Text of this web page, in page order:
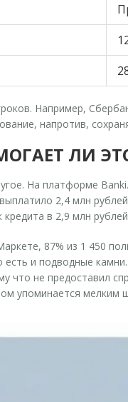
Например,
напротив,
ЛИ
На платформе
2,4 млн
в 2,9 млн
87% из 1 450
и подводные
что не предоставил
упоминается мелким